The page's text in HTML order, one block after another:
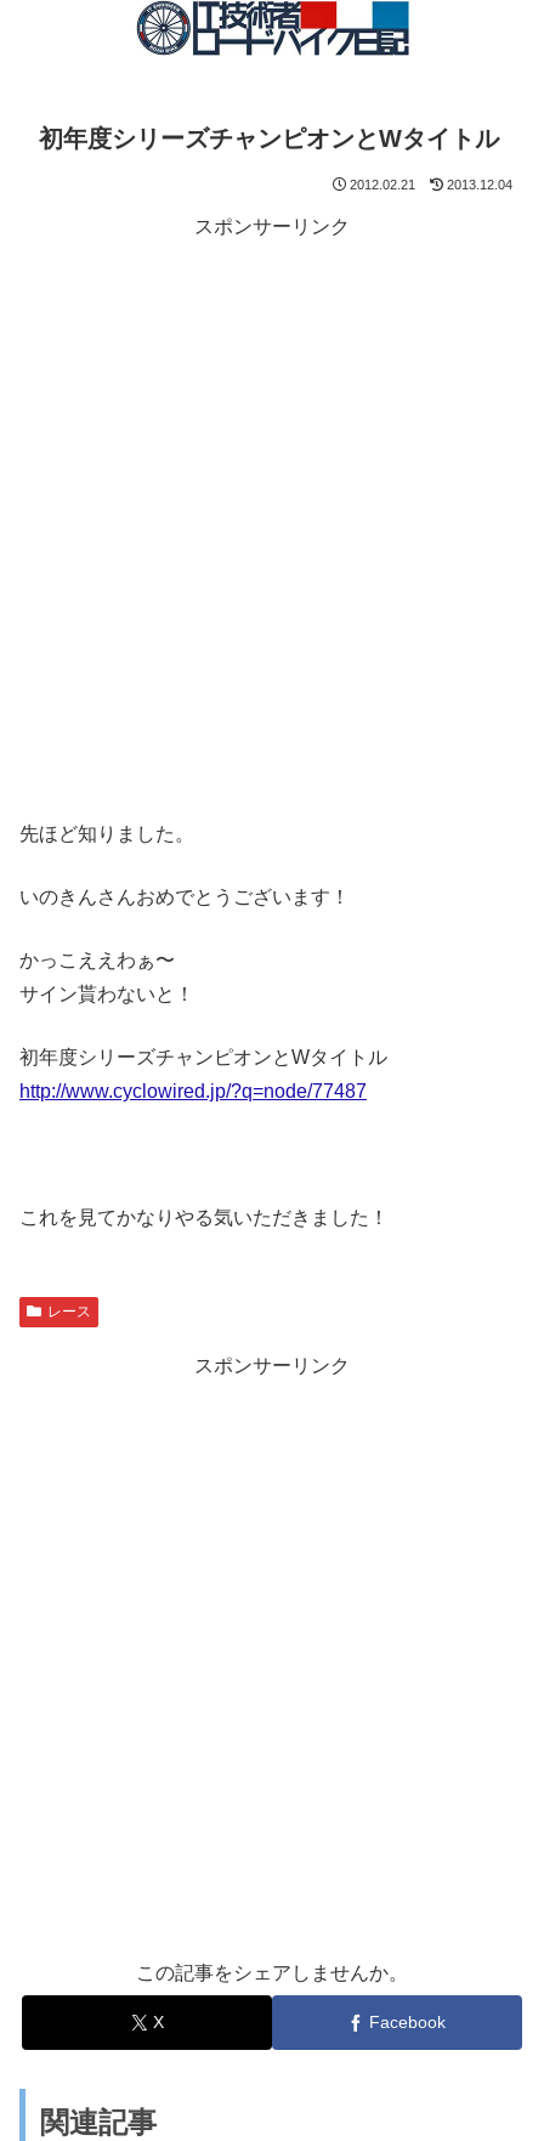
初年度シリーズチャンピオンとWタイトル
2012.02.21 2013.12.04
スポンサーリンク
先ほど知りました。
いのきんさんおめでとうございます！
かっこええわぁ〜
サイン貰わないと！
初年度シリーズチャンピオンとWタイトル
http://www.cyclowired.jp/?q=node/77487
これを見てかなりやる気いただきました！
レース
スポンサーリンク
この記事をシェアしませんか。
X Facebook
関連記事